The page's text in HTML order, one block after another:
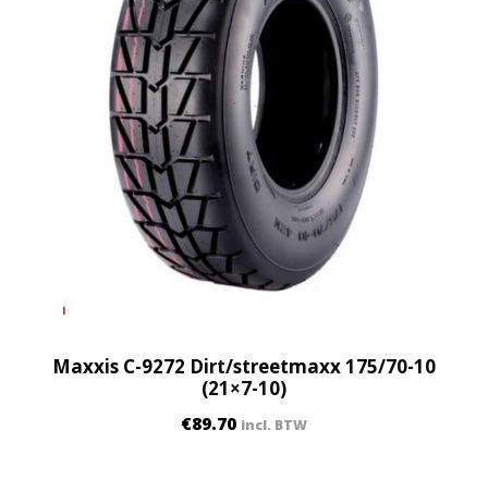
Maxxis C-9272 Dirt/streetmaxx 175/70-10
(21×7-10)
€89.70 incl. BTW